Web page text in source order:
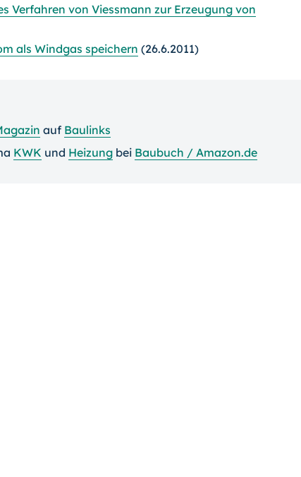
Verfahren von Viessmann zur Erzeugung von
als Windgas speichern (26.6.2011)
auf Baulinks
KWK und Heizung bei Baubuch / Amazon.de